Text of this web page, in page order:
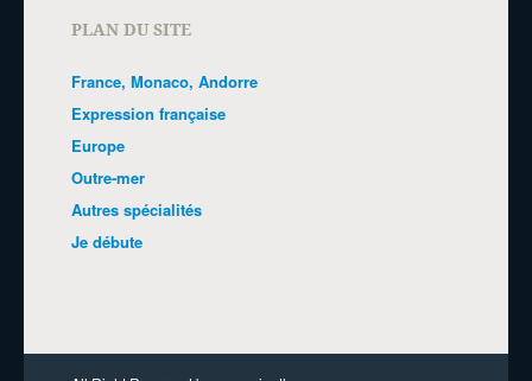
PLAN DU SITE
France, Monaco, Andorre
Expression française
Europe
Outre-mer
Autres spécialités
Je débute